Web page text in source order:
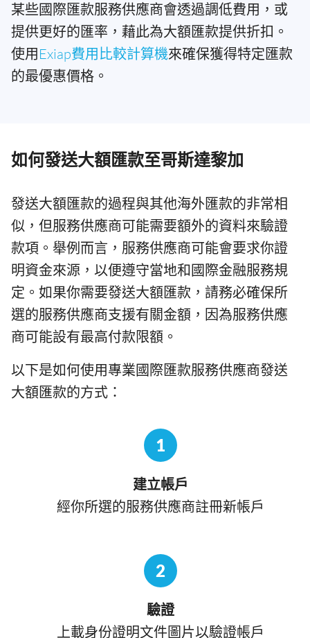
某些國際匯款服務供應商會透過調低費用，或
提供更好的匯率，藉此為大額匯款提供折扣。
使用 Exiap費用比較計算機來確保獲得特定匯款
的最優惠價格。
如何發送大額匯款至哥斯達黎加
發送大額匯款的過程與其他海外匯款的非常相
似，但服務供應商可能需要額外的資料來驗證
款項。舉例而言，服務供應商可能會要求你證
明資金來源，以便遵守當地和國際金融服務規
定。如果你需要發送大額匯款，請務必確保所
選的服務供應商支援有關金額，因為服務供應
商可能設有最高付款限額。
以下是如何使用專業國際匯款服務供應商發送
大額匯款的方式：
1
建立帳戶
經你所選的服務供應商註冊新帳戶
2
驗證
上載身份證明文件圖片以驗證帳戶